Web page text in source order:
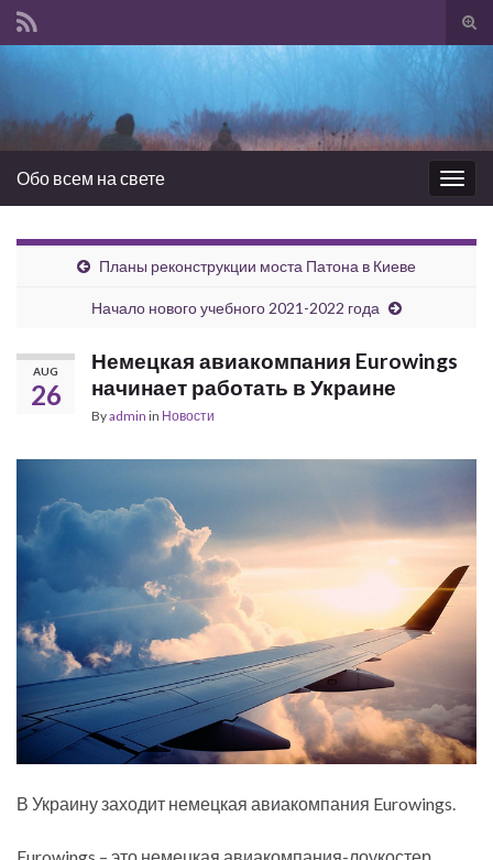
Обо всем на свете
Планы реконструкции моста Патона в Киеве
Начало нового учебного 2021-2022 года
AUG
26
Немецкая авиакомпания Eurowings
начинает работать в Украине
Byadmin in Новости
В Украину заходит немецкая авиакомпания Eurowings.